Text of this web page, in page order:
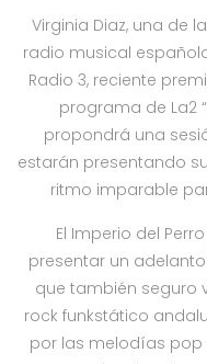
Virginia Diaz, una de
radio musical
Radio 3, reciente
programa de La2
propondrá una
estarán presentando
ritmo imparable
El Imperio del
presentar un
que también seguro
rock funkstático
por las melodías pop